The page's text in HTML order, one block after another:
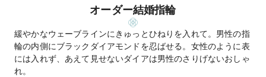
オーダー結婚指輪
緩やかなウェーブラインにきゅっとひねりを入れて。男性の指
輪の内側にブラックダイアモンドを忍ばせる。女性のように表
には入れず、あえて見せないダイアは男性のさりげないおしゃ
れ。